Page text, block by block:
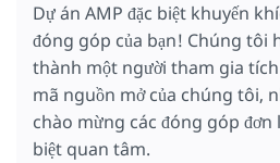
Dự án AMP đặc biệt khuyến
đóng góp của bạn! Chúng tôi
thành một người tham gia
mã nguồn mở của chúng tôi,
chào mừng các đóng góp đơn
biệt quan tâm.